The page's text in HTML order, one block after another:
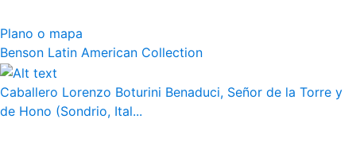
Plano o mapa
Benson Latin American Collection
Caballero Lorenzo Boturini Benaduci, Señor de la Torre y
de Hono (Sondrio, Ital...